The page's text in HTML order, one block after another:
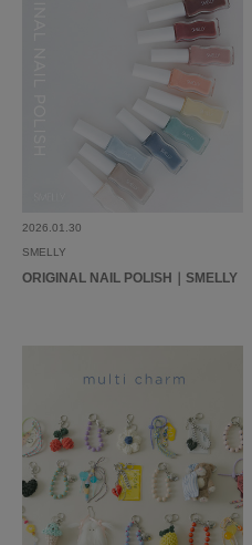
2026.01.30
SMELLY
ORIGINAL NAIL POLISH｜SMELLY